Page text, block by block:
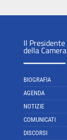
Il Presidente
della Camera
BIOGRAFIA
AGENDA
NOTIZIE
COMUNICATI
DISCORSI